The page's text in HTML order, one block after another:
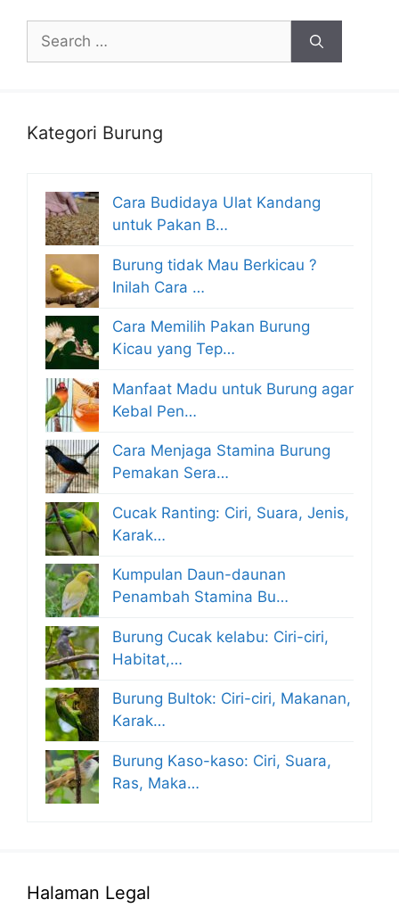
Search
for:
Kategori Burung
Cara Budidaya Ulat Kandang
untuk Pakan B…
Burung tidak Mau Berkicau ?
Inilah Cara …
Cara Memilih Pakan Burung
Kicau yang Tep…
Manfaat Madu untuk Burung agar
Kebal Pen…
Cara Menjaga Stamina Burung
Pemakan Sera…
Cucak Ranting: Ciri, Suara, Jenis,
Karak…
Kumpulan Daun-daunan
Penambah Stamina Bu…
Burung Cucak kelabu: Ciri-ciri,
Habitat,…
Burung Bultok: Ciri-ciri, Makanan,
Karak…
Burung Kaso-kaso: Ciri, Suara,
Ras, Maka…
Halaman Legal